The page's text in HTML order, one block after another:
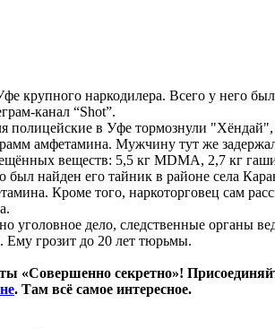
крупного наркодилера. Всего у него
канал “Shot”.
в Уфе тормознули "Хёндай",
амфетамина. Мужчину тут же
веществ: 5,5 кг MDMA, 2,7 кг
был найден его тайник в районе села
Кроме того, наркоторговец сам
дело, следственные органы
Ему грозит до 20 лет тюрьмы.
«Совершенно секретно»!
. Там всё самое интересное.